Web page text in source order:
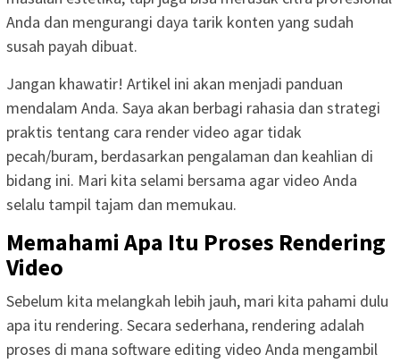
Anda dan mengurangi daya tarik konten yang sudah
susah payah dibuat.
Jangan khawatir! Artikel ini akan menjadi panduan
mendalam Anda. Saya akan berbagi rahasia dan strategi
praktis tentang cara render video agar tidak
pecah/buram, berdasarkan pengalaman dan keahlian di
bidang ini. Mari kita selami bersama agar video Anda
selalu tampil tajam dan memukau.
Memahami Apa Itu Proses Rendering
Video
Sebelum kita melangkah lebih jauh, mari kita pahami dulu
apa itu rendering. Secara sederhana, rendering adalah
proses di mana software editing video Anda mengambil